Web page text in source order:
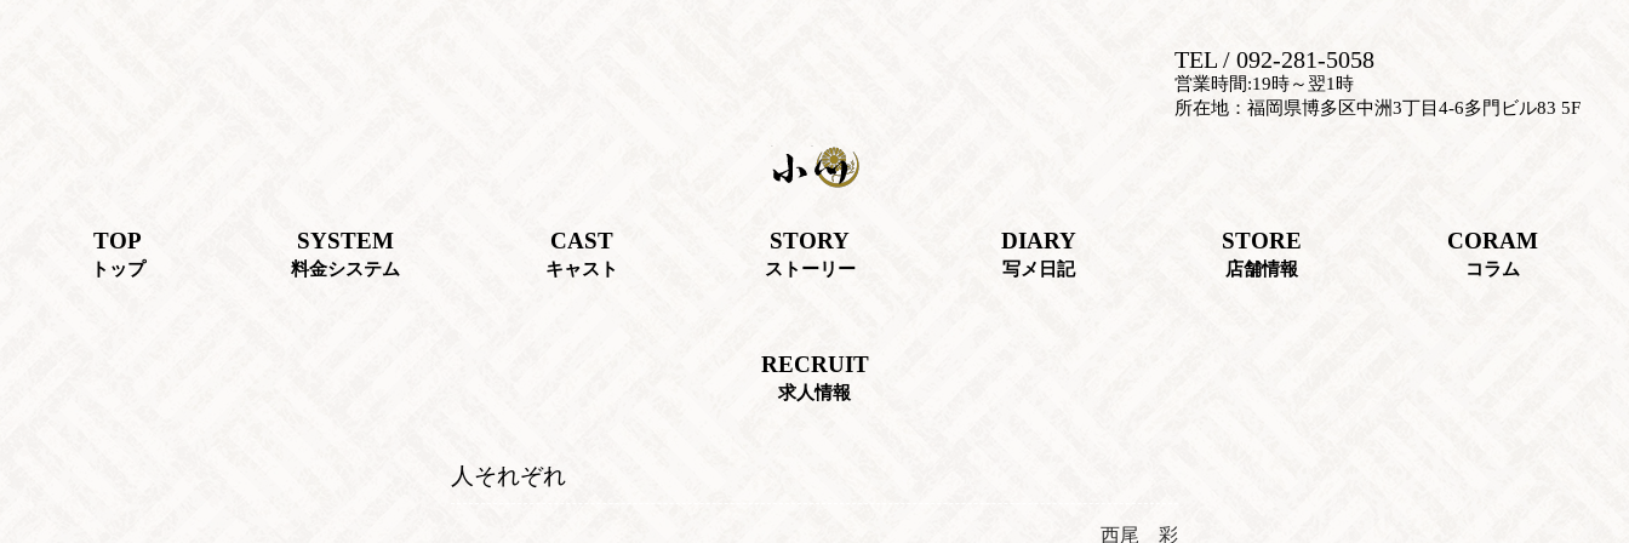
TEL / 092-281-5058
営業時間:19時～翌1時
所在地：福岡県博多区中洲3丁目4-6多門ビル83 5F
TOP
トップ
SYSTEM
料金システム
CAST
キャスト
STORY
ストーリー
DIARY
写メ日記
STORE
店舗情報
CORAM
コラム
RECRUIT
求人情報
人それぞれ
西尾 彩